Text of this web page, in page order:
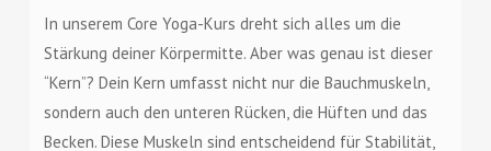
In unserem Core Yoga-Kurs dreht sich alles um die
Stärkung deiner Körpermitte. Aber was genau ist dieser
“Kern”? Dein Kern umfasst nicht nur die Bauchmuskeln,
sondern auch den unteren Rücken, die Hüften und das
Becken. Diese Muskeln sind entscheidend für Stabilität,